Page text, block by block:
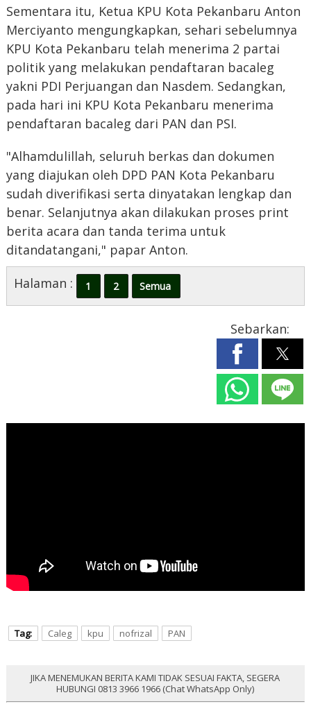
Sementara itu, Ketua KPU Kota Pekanbaru Anton
Merciyanto mengungkapkan, sehari sebelumnya
KPU Kota Pekanbaru telah menerima 2 partai
politik yang melakukan pendaftaran bacaleg
yakni PDI Perjuangan dan Nasdem. Sedangkan,
pada hari ini KPU Kota Pekanbaru menerima
pendaftaran bacaleg dari PAN dan PSI.
"Alhamdulillah, seluruh berkas dan dokumen
yang diajukan oleh DPD PAN Kota Pekanbaru
sudah diverifikasi serta dinyatakan lengkap dan
benar. Selanjutnya akan dilakukan proses print
berita acara dan tanda terima untuk
ditandatangani," papar Anton.
Halaman :
1 2 Semua
Sebarkan:
Tag: Caleg kpu nofrizal PAN
JIKA MENEMUKAN BERITA KAMI TIDAK SESUAI FAKTA, SEGERA
HUBUNGI 0813 3966 1966 (Chat WhatsApp Only)